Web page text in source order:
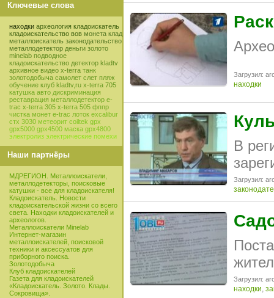
Ключевые слова
находки археология кладоискатель
кладоискательство вов монета клад
металлоискатель законодательство
металлодетектор деньги золото
minelab подводное
кладоискательство детектор kladtv
архивное видео x-terra танк
золотодобыча самолет слет пляж
обучение клуб kladtv,ru x-terra 705
катушка авто дискриминация
реставрация металлодетектор e-
trac x-terra 305 x-terra 505 фппр
чистка монет e-trac лоток excalibur
стх 3030 метеорит coiltek gpx
gpx5000 gpx4500 маска gpx4800
электролиз электрические помехи
Наши партнёры
МДРЕГИОН. Металлоискатели,
металлодетекторы, поисковые
катушки - все для кладоискателя!
Кладоискатель. Новости
кладоискательской жизни со всего
света. Находки кладоискателей и
археологов.
Металлоискатели Minelab
Интернет-магазин
металлоискателей, поисковой
техники и аксессуатов для
приборного поиска.
Золотодобыча
Клуб кладоискателей
Газета для кладоискателей
«Кладоискатель. Золото. Клады.
Сокровища».
Загрузил:
находки
В
Загрузил:
Загрузил:
находки,